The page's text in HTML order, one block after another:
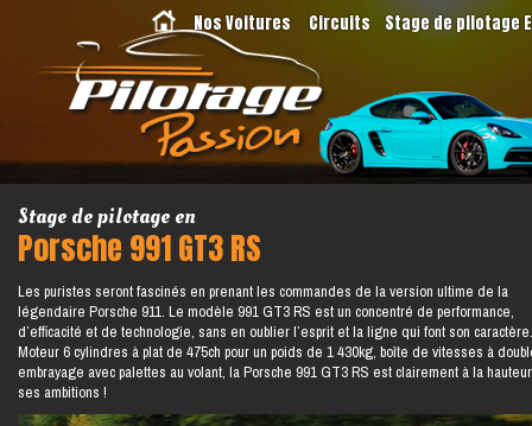
Nos Voitures Circuits Stage de pilotage
Stage de pilotage en
Porsche 991 GT3 RS
Les puristes seront fascinés en prenant les commandes de la version ultime de la
légendaire Porsche 911. Le modèle 991 GT3 RS est un concentré de performance,
d’efficacité et de technologie, sans en oublier l’esprit et la ligne qui font son caractère.
Moteur 6 cylindres à plat de 475ch pour un poids de 1 430kg, boîte de vitesses à
embrayage avec palettes au volant, la Porsche 991 GT3 RS est clairement à la
ses ambitions !